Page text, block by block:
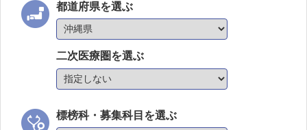
都道府県を選ぶ
二次医療圏を選ぶ
標榜科・募集科目を選ぶ